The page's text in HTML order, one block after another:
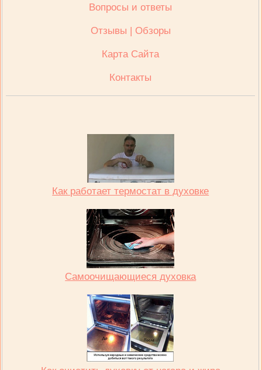
Вопросы и ответы
Отзывы | Обзоры
Карта Сайта
Контакты
Как работает термостат в духовке
Самоочищающиеся духовка